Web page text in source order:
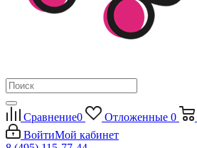
Сравнение0 Отложенные 0
ВойтиМой кабинет